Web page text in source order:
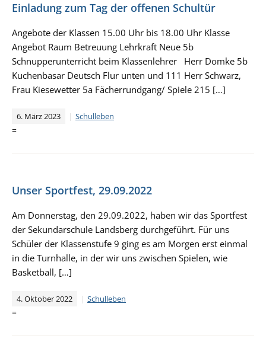
Einladung zum Tag der offenen Schultür
Angebote der Klassen 15.00 Uhr bis 18.00 Uhr Klasse
Angebot Raum Betreuung Lehrkraft Neue 5b
Schnupperunterricht beim Klassenlehrer Herr Domke 5b
Kuchenbasar Deutsch Flur unten und 111 Herr Schwarz,
Frau Kiesewetter 5a Fächerrundgang/ Spiele 215 […]
6. März 2023 Schulleben
=
Unser Sportfest, 29.09.2022
Am Donnerstag, den 29.09.2022, haben wir das Sportfest
der Sekundarschule Landsberg durchgeführt. Für uns
Schüler der Klassenstufe 9 ging es am Morgen erst einmal
in die Turnhalle, in der wir uns zwischen Spielen, wie
Basketball, […]
4. Oktober 2022 Schulleben
=